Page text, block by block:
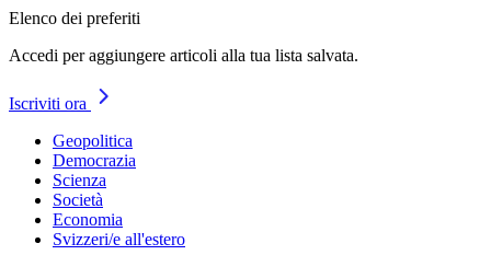
Elenco dei preferiti
Accedi per aggiungere articoli alla tua lista salvata.
Iscriviti ora
Geopolitica
Democrazia
Scienza
Società
Economia
Svizzeri/e all'estero